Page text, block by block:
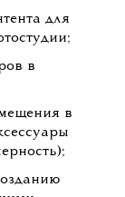
для
в
в